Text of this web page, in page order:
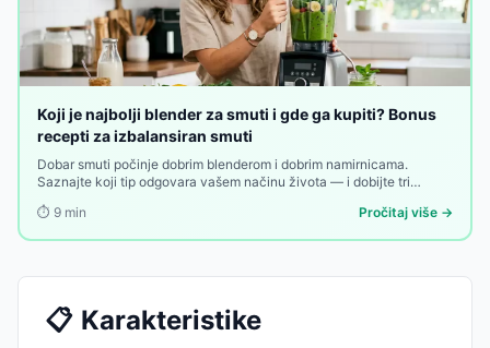
Koji je najbolji blender za smuti i gde ga kupiti? Bonus
recepti za izbalansiran smuti
Dobar smuti počinje dobrim blenderom i dobrim namirnicama.
Saznajte koji tip odgovara vašem načinu života — i dobijte tri
⏱️ 9 min Pročitaj više →
📋 Karakteristike